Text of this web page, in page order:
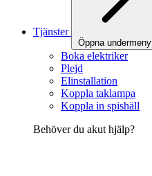
Tjänster
Öppna undermeny
Boka elektriker
Plejd
Elinstallation
Koppla taklampa
Koppla in spishäll
Behöver du akut hjälp?